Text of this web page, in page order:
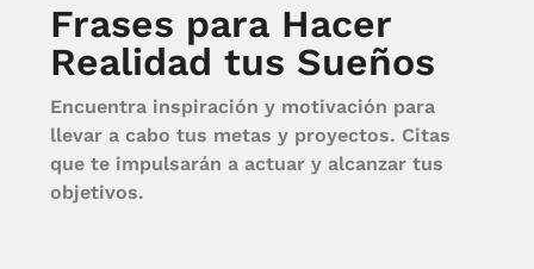
Frases para Hacer
Realidad tus Sueños
Encuentra inspiración y motivación para
llevar a cabo tus metas y proyectos. Citas
que te impulsarán a actuar y alcanzar tus
objetivos.